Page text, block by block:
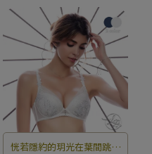
恍若隱約的玥光在葉間跳躍